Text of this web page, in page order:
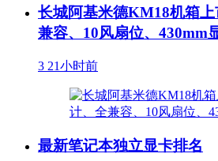
长城阿基米德KM18机箱
兼容、10风扇位、430mm
3 21小时前
最新笔记本独立显卡排名